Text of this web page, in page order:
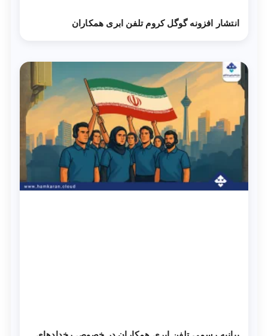
انتشار افزونه گوگل کروم تلفن ابری همکاران